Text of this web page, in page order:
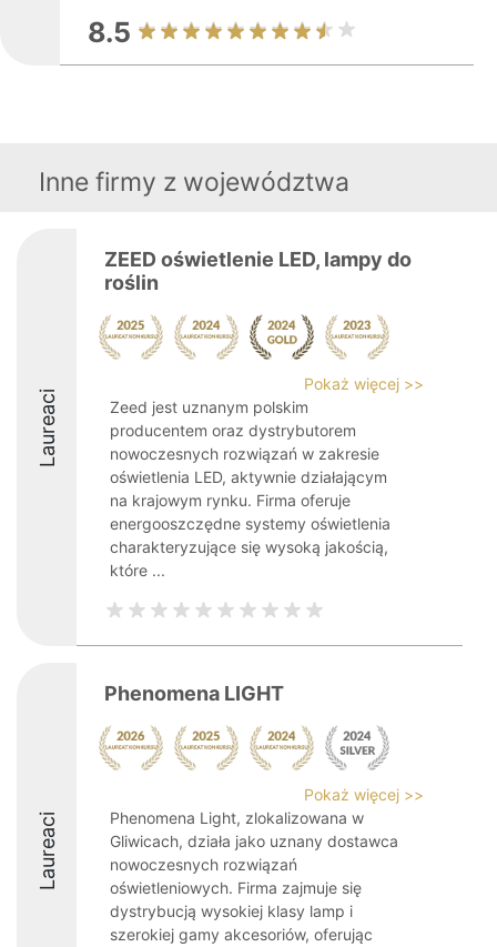
8.5
Inne firmy z województwa
Laureaci
ZEED oświetlenie LED, lampy do
roślin
Pokaż więcej >>
Zeed jest uznanym polskim
producentem oraz dystrybutorem
nowoczesnych rozwiązań w zakresie
oświetlenia LED, aktywnie działającym
na krajowym rynku. Firma oferuje
energooszczędne systemy oświetlenia
charakteryzujące się wysoką jakością,
które ...
Laureaci
Phenomena LIGHT
Pokaż więcej >>
Phenomena Light, zlokalizowana w
Gliwicach, działa jako uznany dostawca
nowoczesnych rozwiązań
oświetleniowych. Firma zajmuje się
dystrybucją wysokiej klasy lamp i
szerokiej gamy akcesoriów, oferując